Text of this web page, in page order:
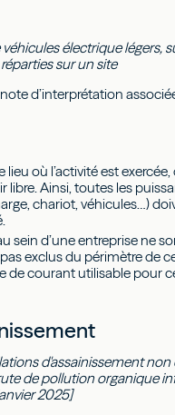
électrique légers,
sur un site
d’interprétation
où l’activité est
libre. Ainsi, toutes les
chariot, véhicules…)
sein d’une entreprise ne
exclus du périmètre de
de courant utilisable pour
d'assainissement non
de pollution organique
2025]